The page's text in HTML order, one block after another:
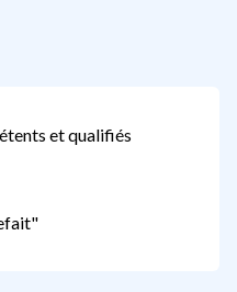
et qualifiés